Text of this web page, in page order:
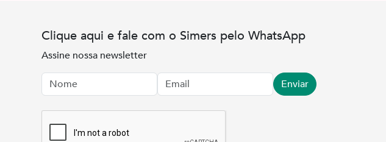
Clique aqui e fale com o Simers pelo WhatsApp
Assine nossa newsletter
Nome
Email Enviar